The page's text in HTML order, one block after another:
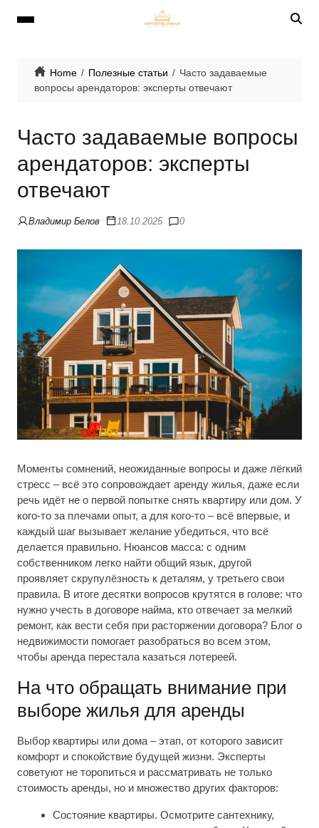
Home Полезные статьи
Часто задаваемые
вопросы арендаторов: эксперты отвечают
Часто задаваемые вопросы
арендаторов: эксперты
отвечают
Владимир Белов 18.10.2025 0
Моменты сомнений, неожиданные вопросы и даже лёгкий
стресс – всё это сопровождает аренду жилья, даже если
речь идёт не о первой попытке снять квартиру или дом. У
кого-то за плечами опыт, а для кого-то – всё впервые, и
каждый шаг вызывает желание убедиться, что всё
делается правильно. Нюансов масса: с одним
собственником легко найти общий язык, другой
проявляет скрупулёзность к деталям, у третьего свои
правила. В итоге десятки вопросов крутятся в голове: что
нужно учесть в договоре найма, кто отвечает за мелкий
ремонт, как вести себя при расторжении договора? Блог о
недвижимости помогает разобраться во всем этом,
чтобы аренда перестала казаться лотереей.
На что обращать внимание при
выборе жилья для аренды
Выбор квартиры или дома – этап, от которого зависит
комфорт и спокойствие будущей жизни. Эксперты
советуют не торопиться и рассматривать не только
стоимость аренды, но и множество других факторов:
Состояние квартиры. Осмотрите сантехнику,